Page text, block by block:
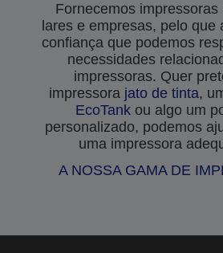
Fornecemos impressoras
lares e empresas, pelo que
confiança que podemos
necessidades
impressoras. Quer
impressora jato de tinta,
EcoTank ou algo um
personalizado, podemos
uma impressora
A NOSSA GAMA DE